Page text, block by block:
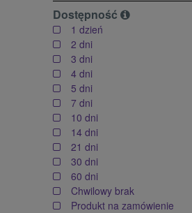
Dostępność
1 dzień
2 dni
3 dni
4 dni
5 dni
7 dni
10 dni
14 dni
21 dni
30 dni
60 dni
Chwilowy brak
Produkt na zamówienie